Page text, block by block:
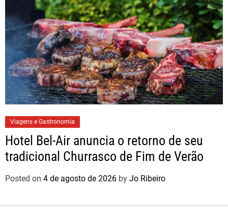
Viagens e Gastronomia
Hotel Bel-Air anuncia o retorno de seu
tradicional Churrasco de Fim de Verão
Posted on 4 de agosto de 2026 by Jo Ribeiro